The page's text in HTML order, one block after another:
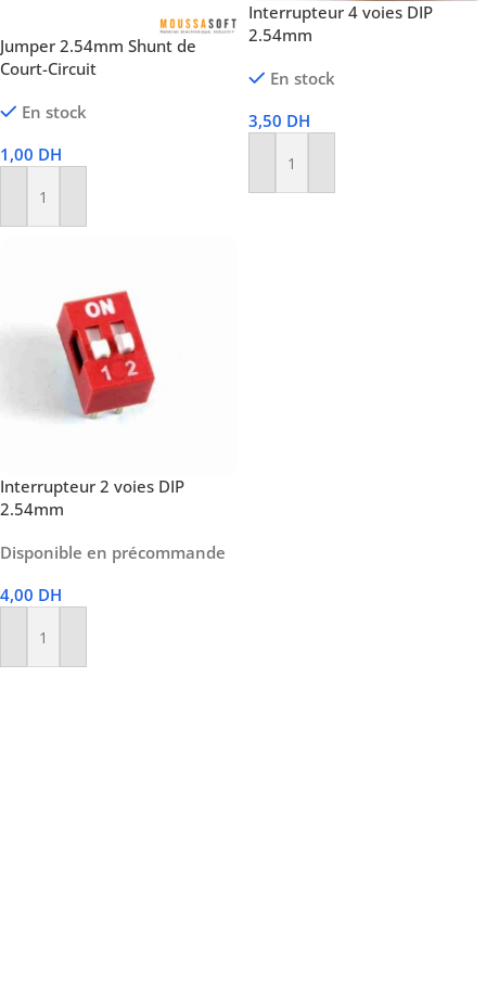
Jumper 2.54mm Shunt de
Court-Circuit
En stock
1,00 DH
Ajouter Au Panier
Interrupteur 4 voies DIP
2.54mm
En stock
3,50 DH
Ajouter Au Panier
Interrupteur 2 voies DIP
2.54mm
Disponible en précommande
4,00 DH
Ajouter Au Panier